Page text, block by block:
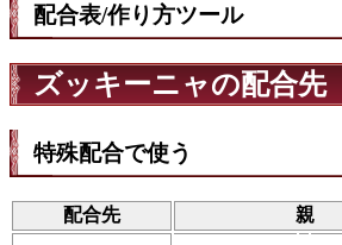
配合表/作り方ツール
ズッキーニャの配合先
特殊配合で使う
配合先 親